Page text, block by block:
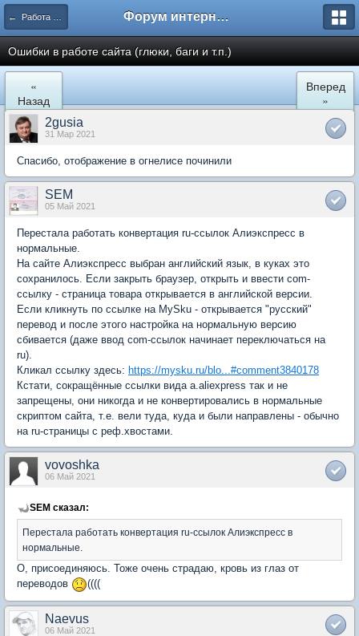
← Работа сайта mySKU.ru Форум интернет покупателей
Ошибки в работе сайта (глюки, баги и т.п.)
«
Назад
Вперед
»
2gusia
31 Мар 2021
Спасибо, отображение в огнелисе починили
SEM
05 Май 2021
Перестала работать конвертация ru-ссылок Алиэкспресс в
нормальные.
На сайте Алиэкспресс выбран английский язык, в куках это
сохранилось. Если закрыть браузер, открыть и ввести com-
ссылку - страница товара открывается в английской версии.
Если кликнуть по ссылке на MySku - открывается "русский"
перевод и после этого настройка на нормальную версию
сбивается (даже ввод com-ссылок начинает переключаться на
ru).
Кликал ссылку здесь: https://mysku.ru/blo...#comment3840178
Кстати, сокращённые ссылки вида a.aliexpress так и не
запрещены, они никогда и не конвертировались в нормальные
скриптом сайта, т.е. вели туда, куда и были направлены - обычно
на ru-страницы с реф.хвостами.
vovoshka
06 Май 2021
SEM сказал:
Перестала работать конвертация ru-ссылок Алиэкспресс в
нормальные.
О, присоединяюсь. Тоже очень страдаю, кровь из глаз от
переводов
((((
Naevus
06 Май 2021